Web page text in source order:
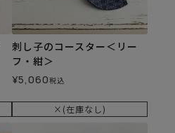
刺し子のコースター＜リー
フ・紺＞
¥5,060税込
×(在庫なし)